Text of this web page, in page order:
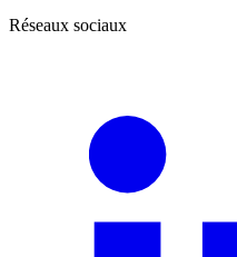
Réseaux sociaux